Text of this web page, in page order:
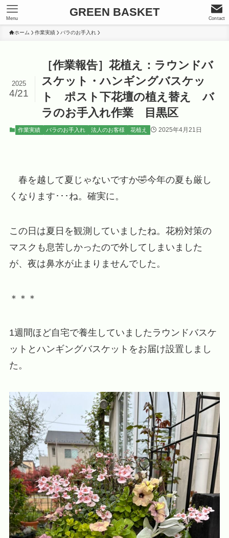
GREEN BASKET Contact
Menu
ホーム 作業実績 バラのお手入れ
［作業報告］花植え：ラウンドバ
スケット・ハンギングバスケッ
ト ポスト下花壇の植え替え バ
ラのお手入れ作業 目黒区
2025
4/21
作業実績 バラのお手入れ 法人のお客様 花植え 2025年4月21日
春を越して夏じゃないですか🤣今年の夏も厳し
くなります･･･ね。確実に。
この日は夏日を観測していましたね。花粉対策の
マスクも息苦しかったので外してしまいました
が、夜は鼻水が止まりませんでした。
＊＊＊
1週間ほど自宅で養生していましたラウンドバスケ
ットとハンギングバスケットをお届け設置しまし
た。